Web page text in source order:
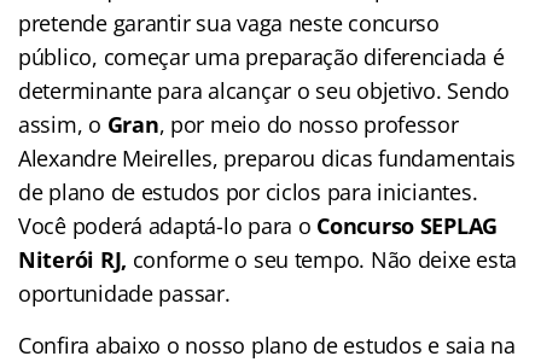
pretende garantir sua vaga neste concurso
público, começar uma preparação diferenciada é
determinante para alcançar o seu objetivo. Sendo
assim, o Gran, por meio do nosso professor
Alexandre Meirelles, preparou dicas fundamentais
de plano de estudos por ciclos para iniciantes.
Você poderá adaptá-lo para o Concurso SEPLAG
Niterói RJ, conforme o seu tempo. Não deixe esta
oportunidade passar.
Confira abaixo o nosso plano de estudos e saia na